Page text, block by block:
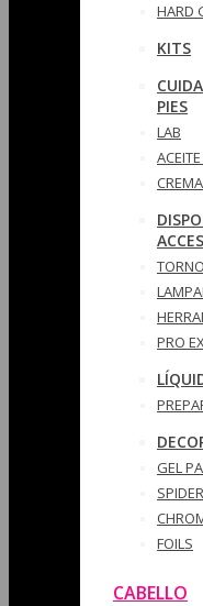
HARD
KITS
PIES
LAB
PRO
GEL
FOILS
CABELLO